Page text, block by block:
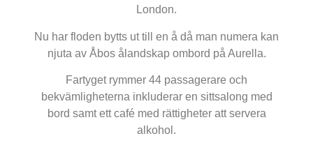
London.
Nu har floden bytts ut till en å då man numera kan
njuta av Åbos ålandskap ombord på Aurella.
Fartyget rymmer 44 passagerare och
bekvämligheterna inkluderar en sittsalong med
bord samt ett café med rättigheter att servera
alkohol.